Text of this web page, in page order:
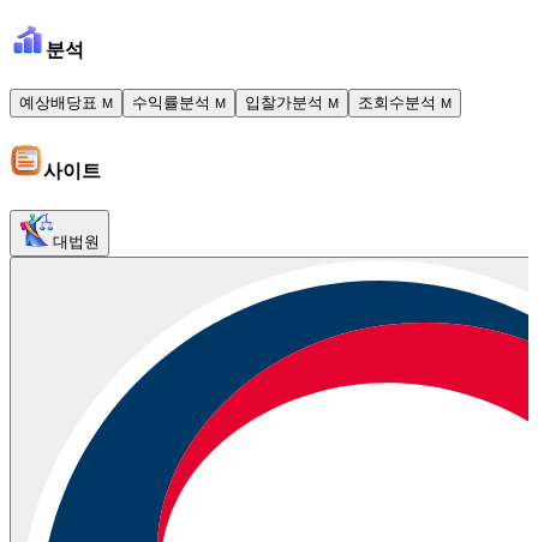
분석
예상배당표 M 수익률분석 M 입찰가분석 M 조회수분석 M
사이트
대법원